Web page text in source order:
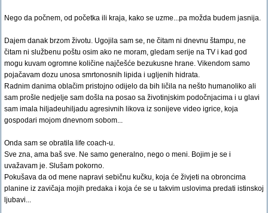
Nego da počnem, od početka ili kraja, kako se uzme...pa možda budem jasnija.
Dajem danak brzom životu. Ugojila sam se, ne čitam ni dnevnu štampu, ne
čitam ni službenu poštu osim ako ne moram, gledam serije na TV i kad god
mogu kuvam ogromne količine najčešće bezukusne hrane. Vikendom samo
pojačavam dozu unosa smrtonosnih lipida i ugljenih hidrata.
Radnim danima oblačim pristojno odijelo da bih ličila na nešto humanoliko ali
sam prošle nedjelje sam došla na posao sa životinjskim podočnjacima i u glavi
sam imala hiljadeuhiljadu agresivnih likova iz sonijeve video igrice, koja
gospodari mojom dnevnom sobom...
Onda sam se obratila life coach-u.
Sve zna, ama baš sve. Ne samo generalno, nego o meni. Bojim je se i
uvažavam je. Slušam pokorno.
Pokušava da od mene napravi sebičnu kučku, koja će živjeti na obroncima
planine iz zavičaja mojih predaka i koja će se u takvim uslovima predati istinskoj
ljubavi...